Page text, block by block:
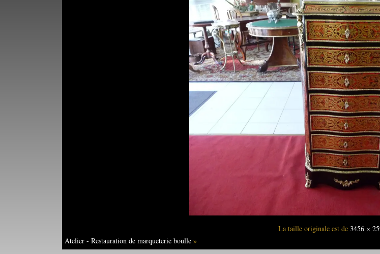
La taille originale est de 3456 ×
Atelier - Restauration de marqueterie boulle »